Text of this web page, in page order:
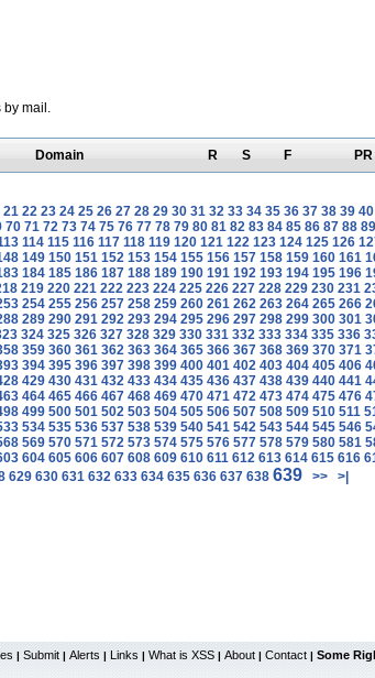
mail.
Domain R S F PR
21 22 23 24 25 26 27 28 29 30 31 32 33 34 35 36 37 38 39 40
70 71 72 73 74 75 76 77 78 79 80 81 82 83 84 85 86 87 88 89
114 115 116 117 118 119 120 121 122 123 124 125 126
149 150 151 152 153 154 155 156 157 158 159 160 161
184 185 186 187 188 189 190 191 192 193 194 195 196
219 220 221 222 223 224 225 226 227 228 229 230 231
254 255 256 257 258 259 260 261 262 263 264 265 266
289 290 291 292 293 294 295 296 297 298 299 300 301
324 325 326 327 328 329 330 331 332 333 334 335 336
359 360 361 362 363 364 365 366 367 368 369 370 371
394 395 396 397 398 399 400 401 402 403 404 405 406
429 430 431 432 433 434 435 436 437 438 439 440 441
464 465 466 467 468 469 470 471 472 473 474 475 476
499 500 501 502 503 504 505 506 507 508 509 510 511
534 535 536 537 538 539 540 541 542 543 544 545 546
569 570 571 572 573 574 575 576 577 578 579 580 581
604 605 606 607 608 609 610 611 612 613 614 615 616
629 630 631 632 633 634 635 636 637 638 639 >> >|
| Submit | Alerts | Links | What is XSS | About | Contact | Some